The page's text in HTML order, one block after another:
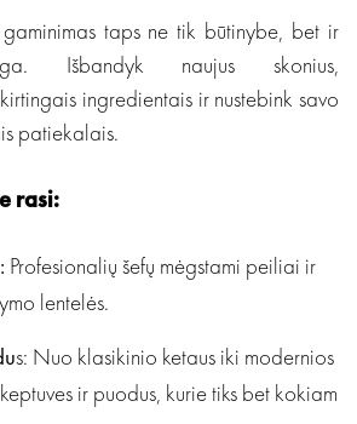
taps ne tik būtinybe, bet ir
Išbandyk naujus skonius,
ingredientais ir nustebink savo
patiekalais.
rasi:
Profesionalių šefų mėgstami peiliai ir
lentelės.
s: Nuo klasikinio ketaus iki modernios
ir puodus, kurie tiks bet kokiam